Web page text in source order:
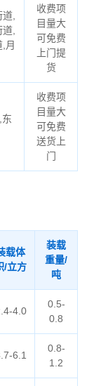
,
,
月
收费项
目量大
可免费
上门提
货
收费项
目量大
可免费
送货上
门
载体
/立方
装载
重量/
吨
4.0
0.5-
0.8
6.1
0.8-
1.2